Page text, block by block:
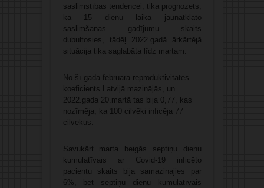
saslimstības tendencei, tika prognozēts,
ka 15 dienu laikā jaunatklāto
saslimšanas gadījumu skaits
dubultosies, tādēļ 2022.gadā ārkārtējā
situācija tika saglabāta līdz martam.
No šī gada februāra reproduktivitātes
koeficients Latvijā mazinājās, un
2022.gada 20.martā tas bija 0,77, kas
nozīmēja, ka 100 cilvēki inficēja 77
cilvēkus.
Savukārt marta beigās septiņu dienu
kumulatīvais ar Covid-19 inficēto
pacientu skaits bija samazinājies par
6%, bet septiņu dienu kumulatīvais